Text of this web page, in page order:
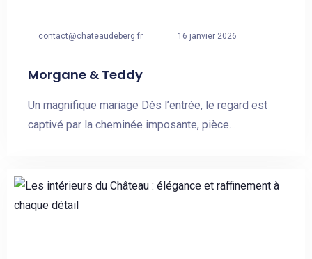
contact@chateaudeberg.fr 16 janvier 2026
Morgane & Teddy
Un magnifique mariage Dès l’entrée, le regard est
captivé par la cheminée imposante, pièce…
CHERCHER